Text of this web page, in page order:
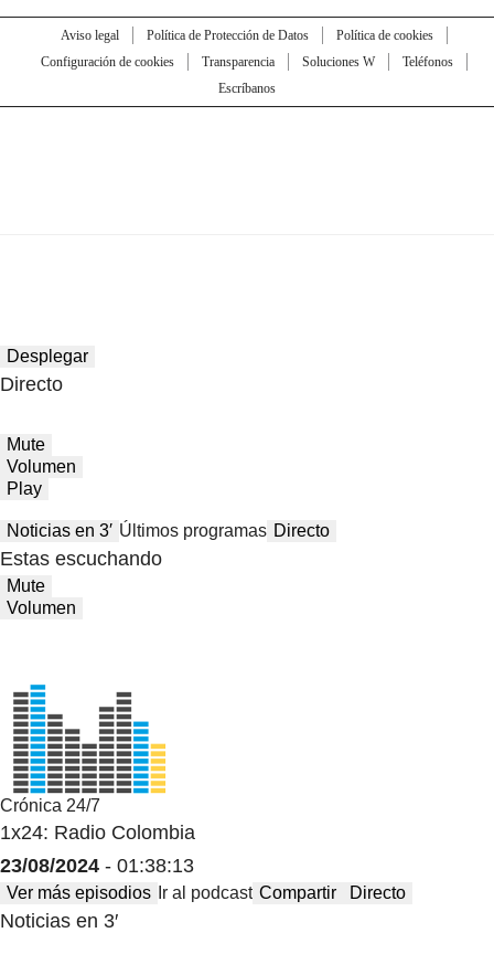
Aviso legal Política de Protección de Datos
Política de cookies
Configuración de cookies
Transparencia Soluciones W
Teléfonos
Escríbanos
Desplegar
Directo
Mute
Volumen
Play
Noticias en 3′ Últimos programas Directo
Estas escuchando
Mute
Volumen
Crónica 24/7
1x24: Radio Colombia
23/08/2024 - 01:38:13
Ver más episodios Ir al podcast Compartir Directo
Noticias en 3′